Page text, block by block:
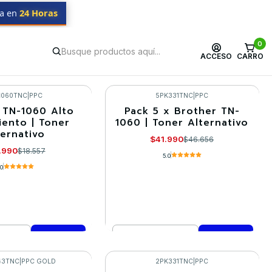
ACCESO
0
CARRO
en 24 Horas
PPC
1060 Alto
| Toner
$18.557
ahora
-10%
5PK331TNC PPC
Pack 5 x Brother TN-
1060 | Toner Alternativo
$41.990$46.656
5.0
Comprar ahora
| PPC GOLD 2PK331TNC PPC